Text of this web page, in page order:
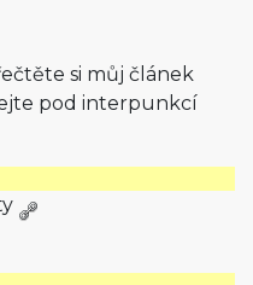
si můj článek
pod interpunkcí